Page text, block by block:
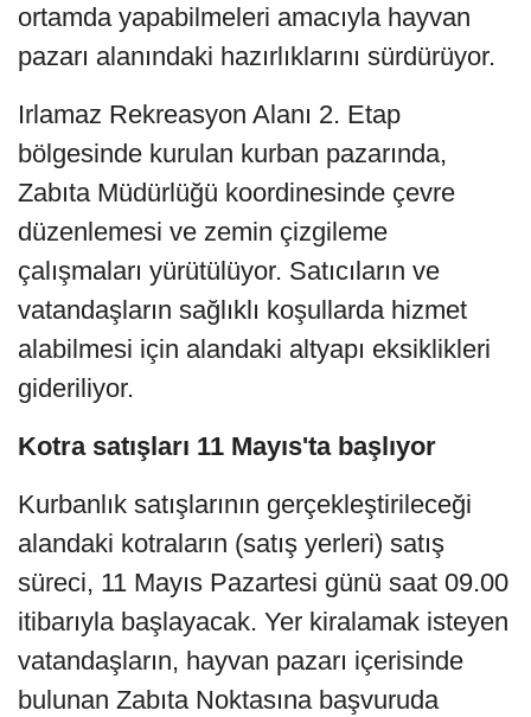
ortamda yapabilmeleri amacıyla hayvan
pazarı alanındaki hazırlıklarını sürdürüyor.
Irlamaz Rekreasyon Alanı 2. Etap
bölgesinde kurulan kurban pazarında,
Zabıta Müdürlüğü koordinesinde çevre
düzenlemesi ve zemin çizgileme
çalışmaları yürütülüyor. Satıcıların ve
vatandaşların sağlıklı koşullarda hizmet
alabilmesi için alandaki altyapı eksiklikleri
gideriliyor.
Kotra satışları 11 Mayıs'ta başlıyor
Kurbanlık satışlarının gerçekleştirileceği
alandaki kotraların (satış yerleri) satış
süreci, 11 Mayıs Pazartesi günü saat 09.00
itibarıyla başlayacak. Yer kiralamak isteyen
vatandaşların, hayvan pazarı içerisinde
bulunan Zabıta Noktasına başvuruda